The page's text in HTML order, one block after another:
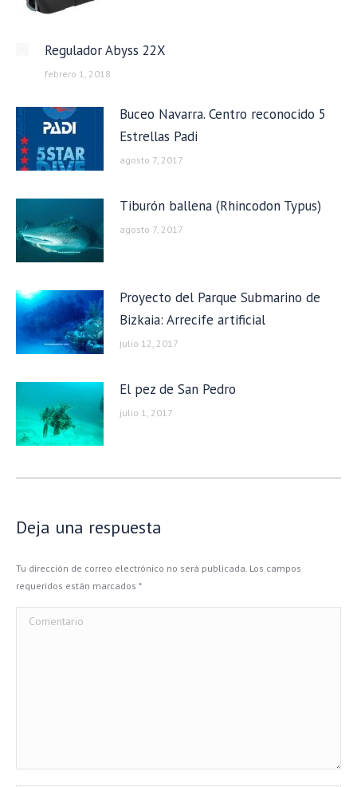
Regulador Abyss 22X
febrero 1, 2018
Buceo Navarra. Centro reconocido 5
Estrellas Padi
agosto 7, 2017
Tiburón ballena (Rhincodon Typus)
agosto 7, 2017
Proyecto del Parque Submarino de
Bizkaia: Arrecife artificial
julio 12, 2017
El pez de San Pedro
julio 1, 2017
Deja una respuesta
Tu dirección de correo electrónico no será publicada. Los campos
requeridos están marcados *
Comentario